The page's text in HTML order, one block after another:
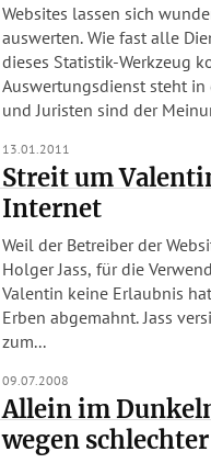
Websites lassen sich
auswerten. Wie fast alle
dieses Statistik-Werkzeug
Auswertungsdienst steht in
und Juristen sind der
13.01.2011
Streit um
Internet
Weil der Betreiber der
Holger Jass, für die
Valentin keine Erlaubnis
Erben abgemahnt. Jass
zum...
09.07.2008
Allein im
wegen